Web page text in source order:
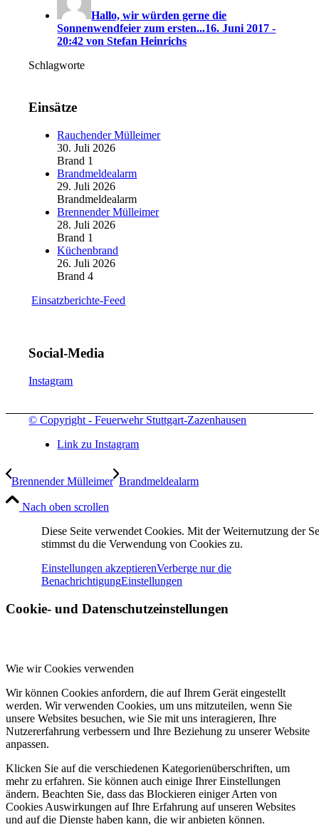
Hallo, wir würden gerne die
Sonnenwendfeier zum ersten...16. Juni 2017 -
20:42 von Stefan Heinrichs
Schlagworte
Einsätze
Rauchender Mülleimer
30. Juli 2026
Brand 1
Brandmeldealarm
29. Juli 2026
Brandmeldealarm
Brennender Mülleimer
28. Juli 2026
Brand 1
Küchenbrand
26. Juli 2026
Brand 4
Einsatzberichte-Feed
Social-Media
Instagram
© Copyright - Feuerwehr Stuttgart-Zazenhausen
Link zu Instagram
Brennender Mülleimer Brandmeldealarm
Nach oben scrollen
Diese Seite verwendet Cookies. Mit der Weiternutzung der
stimmst du die Verwendung von Cookies zu.
Einstellungen akzeptierenVerberge nur die
BenachrichtigungEinstellungen
Cookie- und Datenschutzeinstellungen
Wie wir Cookies verwenden
Wir können Cookies anfordern, die auf Ihrem Gerät eingestellt
werden. Wir verwenden Cookies, um uns mitzuteilen, wenn Sie
unsere Websites besuchen, wie Sie mit uns interagieren, Ihre
Nutzererfahrung verbessern und Ihre Beziehung zu unserer Website
anpassen.
Klicken Sie auf die verschiedenen Kategorienüberschriften, um
mehr zu erfahren. Sie können auch einige Ihrer Einstellungen
ändern. Beachten Sie, dass das Blockieren einiger Arten von
Cookies Auswirkungen auf Ihre Erfahrung auf unseren Websites
und auf die Dienste haben kann, die wir anbieten können.